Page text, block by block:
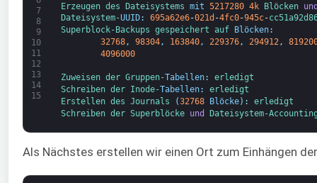
7
8
9
10
11
12
13
14
15
Erzeugen des Dateisystems mit 5217280 4k Blöcken
Dateisystem-UUID: 695a62e6-021d -4fc0-945c-
Superblock- Backups gespeichert auf Blöcken:
32768, 98304, 163840, 229376, 294912,
4096000
Zuweisen der Gruppen-Tabellen:
erledigt
Schreiben der Inode-Tabellen:
erledigt
Erstellen des Journals (32768 Blöcke) :
erledigt
Schreiben der Superblöcke und Dateisystem-
Als Nächstes erstellen wir einen Ort zum Einhängen